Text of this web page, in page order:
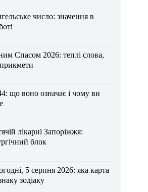
число: значення в
Спасом 2026: теплі слова,
що воно означає і чому ви
лікарні Запоріжжя:
блок
5 серпня 2026: яка карта
зодіаку